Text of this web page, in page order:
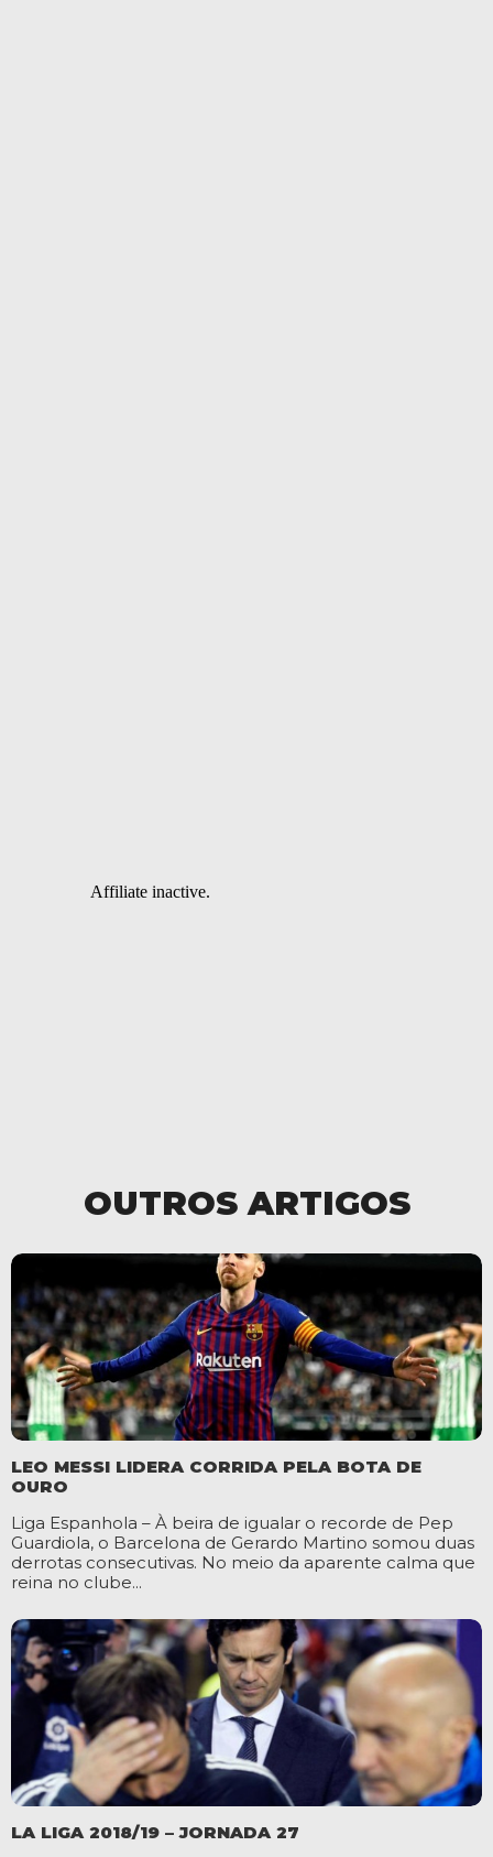
OUTROS ARTIGOS
LEO MESSI LIDERA CORRIDA PELA BOTA DE
OURO
Liga Espanhola – À beira de igualar o recorde de Pep
Guardiola, o Barcelona de Gerardo Martino somou duas
derrotas consecutivas. No meio da aparente calma que
reina no clube...
LA LIGA 2018/19 – JORNADA 27